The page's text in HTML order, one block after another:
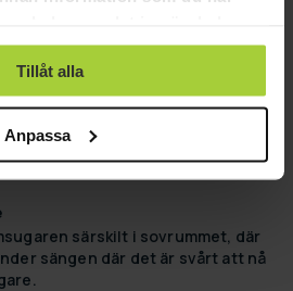
Tillåt alla
Anpassa
den här recensionen?
särskilt i sovrummet, där
sängen där det är svårt att nå